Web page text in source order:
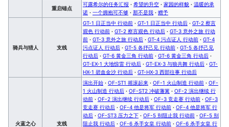
重启锚点
可露希尔的任务汇报 · 希望的升空 · 家园的样貌 · 温暖的承
诺 · 一个拥抱可不够 · 那不是我 · 赠予
骑兵与猎人 支线
GT-1 日正当中 行动前 · GT-1 日正当中 行动后 · GT-2 察言
观色 行动前 · GT-2 察言观色 行动后 · GT-3 意外之旅 行动
前 · GT-3 意外之旅 行动后 · GT-4 污点证人 行动前 · GT-4
污点证人 行动后 · GT-5 各抒己见 行动前 · GT-5 各抒己见
行动后 · GT-6 黄金三角 行动前 · GT-6 黄金三角 行动后 ·
GT-EX-1 大地惊雷 行动后 · GT-EX-3 与狼共舞 行动后 · GT-
HX-1 碧血金沙 行动后 · GT-HX-3 西部往事 行动后
火蓝之心 支线
演出开始 · OF-ST1 摇滚起来 · OF-1 火山制造 行动前 · OF-
1 火山制造 行动后 · OF-ST2 冲破藩篱 · OF-2 演出继续 行
动前 · OF-2 演出继续 行动后 · OF-3 竞走赛 行动前 · OF-3
竞走赛 行动后 · OF-4 他是将军 行动前 · OF-4 他是将军 行
动后 · OF-ST3 压力之下 · OF-5 别阻止我 行动前 · OF-5 别
阻止我 行动后 · OF-6 杀手女皇 行动前 · OF-6 杀手女皇 行